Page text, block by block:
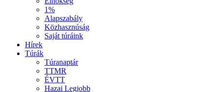
1%
Alapszabály
Közhasznúság
Saját túráink
Hírek
Túrák
Túranaptár
TTMR
ÉVTT
Hazai Legjobb